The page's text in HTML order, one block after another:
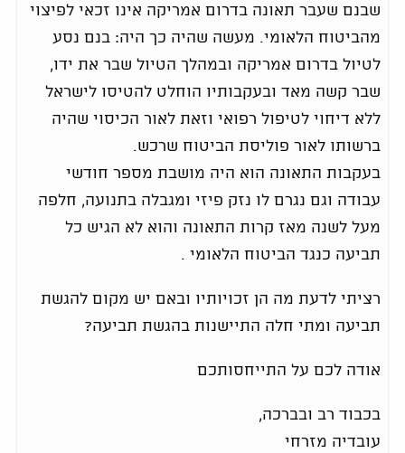
שבנם שעבר תאונה בדרום אמריקה אינו זכאי לפיצוי
מהביטוח הלאומי. מעשה שהיה כך היה: בנם נסע
לטיול בדרום אמריקה ובמהלך הטיול שבר את ידו,
שבר קשה מאד ובעקבותיו הוחלט להטיסו לישראל
ללא דיחוי לטיפול רפואי וזאת לאור הכיסוי שהיה
ברשותו לאור פוליסת הביטוח שרכש.
בעקבות התאונה הוא היה מושבת מספר חודשי
עבודה וגם נגרם לו נזק פיזי ומגבלה בתנועה, חלפה
מעל לשנה מאז קרות התאונה והוא לא הגיש כל
תביעה כנגד הביטוח הלאומי .
רציתי לדעת מה הן זכויותיו ובאם יש מקום להגשת
תביעה ומתי חלה התיישנות בהגשת תביעה?
אודה לכם על התייחסותכם
בכבוד רב ובברכה,
עובדיה מזרחי